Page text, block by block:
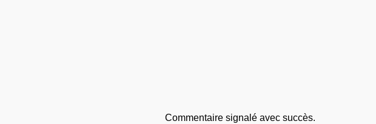
Commentaire signalé avec succès.